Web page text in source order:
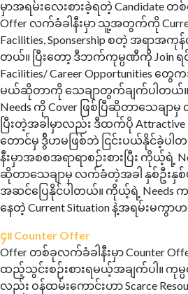
မှာအရမ်းလေးစားခဲ့ရတဲ့
Offer လက်ခံခါနီးမှာ သူ့အတွက်ကို
Facilities, Sponsership စတဲ့ အရာအ
တယ်။ ပြီးတော့ ဒီဘက်ကုမ္ပဏီကို Join ရင်
Facilities/ Career Opportunities တွေ
မယ်ဆိုတာကို သေချာတွက်ချက်ပါတယ်။
Needs ကို Cover ဖြစ်ပြီဆိုတာသေခ
ပြီးတဲ့အခါမှာလည်း ဒီထက်ပို
တောင်မှ ဒွ်ိဟမဖြစ်ဘဲ ငြင်းပယ်နိုင်ခဲ့ပါ
နီးမှာအစစအရာရာစဉ်းစားပြီး ကိုယ့်ရဲ့
ဆိုတာသေချာမှ လက်ခံတဲ့အခါ နှစ်ဦ
အဆင်ပြေနိုင်ပါတယ်။ ကိုယ့်ရဲ့ Needs က
နေတဲ့ Current Situation နဲ့အရမ်းမ
၄။ Counter Offer
Offer တစ်ခုလက်ခံခါနီးမှာ Counter
ထည့်သွင်းစဉ်းစားရမယ့်အချက်ပါ။ ကုမ္ပ
လည်း ဝန်ထမ်းကောင်းဟာ Scarce